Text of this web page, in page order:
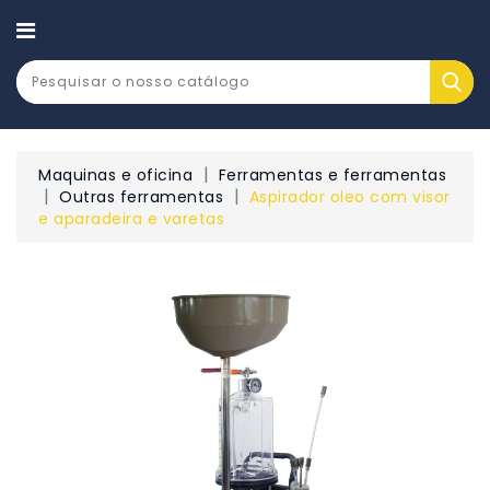
CATEGORY
Maquinas e oficina
Ferramentas e ferramentas
Outras ferramentas
Aspirador oleo com visor
e aparadeira e varetas